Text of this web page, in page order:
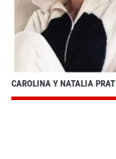
CAROLINA Y NATALIA PRAT